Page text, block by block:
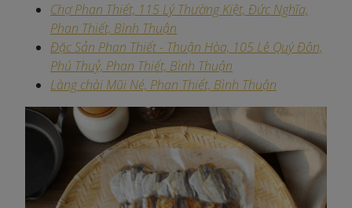
Chợ Phan Thiết, 115 Lý Thường Kiệt, Đức Nghĩa,
Phan Thiết, Bình Thuận
Đặc Sản Phan Thiết - Thuận Hòa, 105 Lê Quý Đôn,
Phú Thuỷ, Phan Thiết, Bình Thuận
Làng chài Mũi Né, Phan Thiết, Bình Thuận